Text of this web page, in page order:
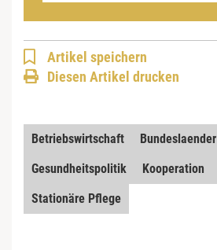
Artikel speichern
Diesen Artikel drucken
Betriebswirtschaft
Bundeslaender
Gesundheitspolitik
Kooperation
Stationäre Pflege